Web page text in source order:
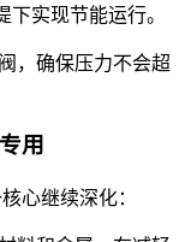
实现节能运行。
，确保压力不会超
用
心继续深化：